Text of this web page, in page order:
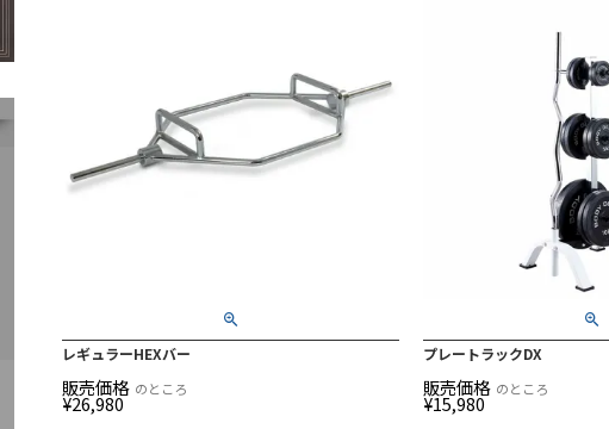
レギュラーHEXバー
販売価格
¥26,980
のところ
プレートラックDX
販売価格
¥15,980
のところ